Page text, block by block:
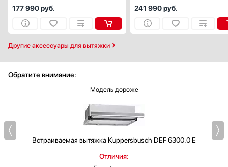
Другие аксессуары для вытяжки
177 990руб. 241 990руб.
Обратите внимание:
Модель дороже
Встраиваемая вытяжка Kuppersbusch DEF 6300.0 E
Отличия: